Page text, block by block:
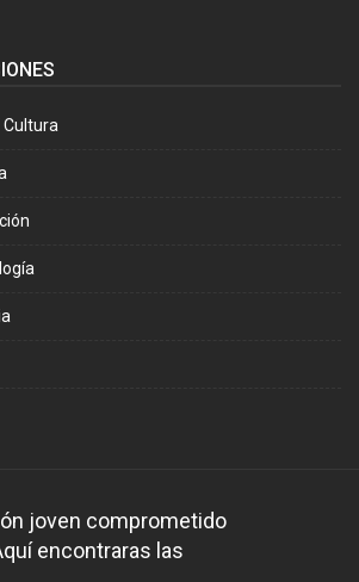
joven comprometido
encontraras las